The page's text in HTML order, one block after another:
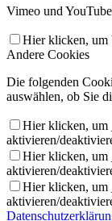
Vimeo und
Hier klicken, um
Andere Cookies
Die folgenden
auswählen, ob Sie
Hier klicken, um
aktivieren/
Hier klicken, um
aktivieren/
Hier klicken, um
aktivieren/